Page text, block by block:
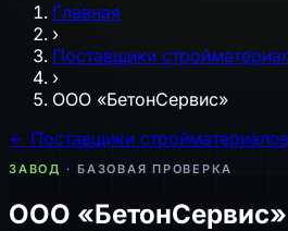
Главная
›
Поставщики
›
ООО «БетонСервис»
← Поставщики
ЗАВОД · БАЗОВАЯ ПРОВЕРКА
ООО «БетонСервис»